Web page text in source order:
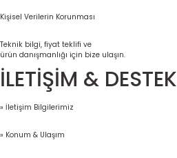
Kişisel Verilerin Korunması
Teknik bilgi, fiyat teklifi ve
ürün danışmanlığı için bize ulaşın.
İLETİŞİM & DESTEK
» İletişim Bilgilerimiz
» Konum & Ulaşım